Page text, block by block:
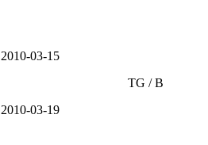
2010-03-15
2010-03-19
TG / B